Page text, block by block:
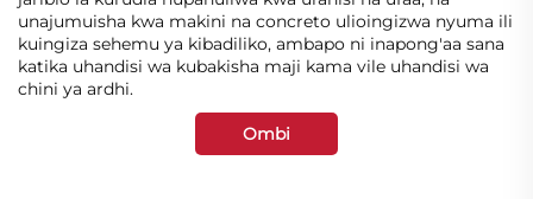
unajumuisha kwa makini na concreto ulioingizwa nyuma ili
kuingiza sehemu ya kibadiliko, ambapo ni inapong'aa sana
katika uhandisi wa kubakisha maji kama vile uhandisi wa
chini ya ardhi.
Ombi